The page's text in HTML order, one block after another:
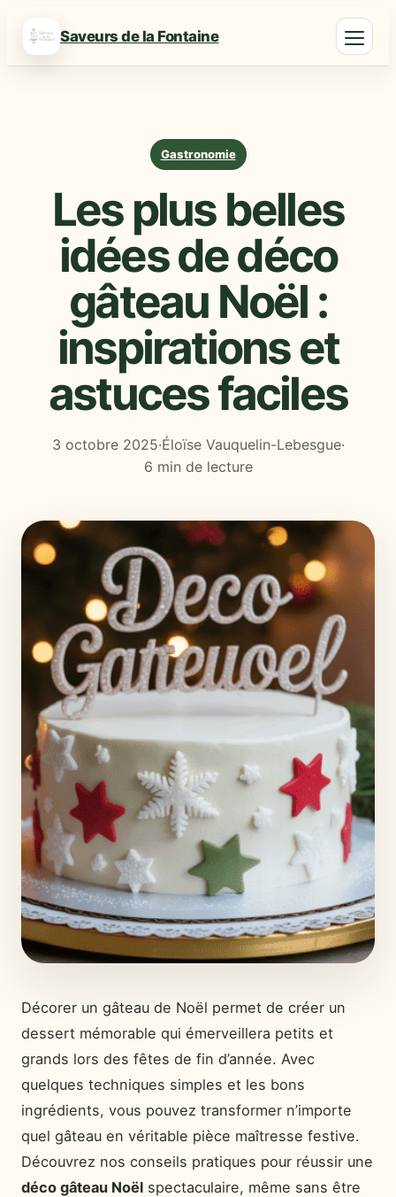
Saveurs de la Fontaine
Gastronomie
Les plus belles
idées de déco
gâteau Noël :
inspirations et
astuces faciles
3 octobre 2025·Éloïse Vauquelin-Lebesgue·
6 min de lecture
Décorer un gâteau de Noël permet de créer un
dessert mémorable qui émerveillera petits et
grands lors des fêtes de fin d’année. Avec
quelques techniques simples et les bons
ingrédients, vous pouvez transformer n’importe
quel gâteau en véritable pièce maîtresse festive.
Découvrez nos conseils pratiques pour réussir une
déco gâteau Noël spectaculaire, même sans être